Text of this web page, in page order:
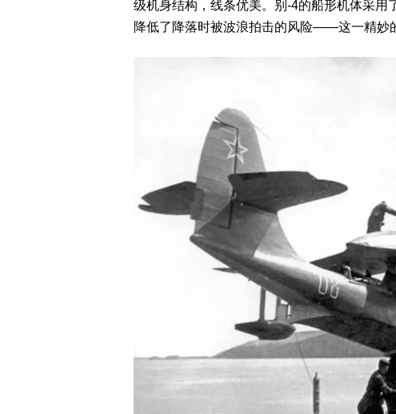
级机身结构，线条优美。别-4的船形机体采
降低了降落时被波浪拍击的风险——这一精妙